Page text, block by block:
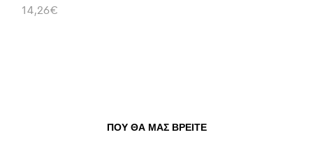
14,26€
ΠΟΥ ΘΑ ΜΑΣ ΒΡΕΊΤΕ